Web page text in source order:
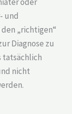
und
„richtigen“
Diagnose zu
tatsächlich
nicht